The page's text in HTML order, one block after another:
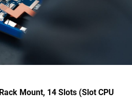
Mount, 14 Slots (Slot CPU